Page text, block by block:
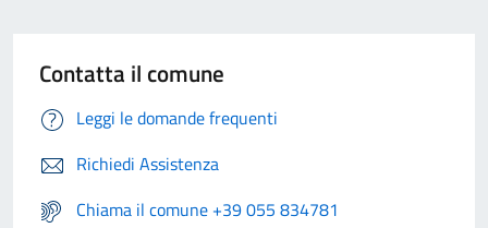
Contatta il comune
Leggi le domande frequenti
Richiedi Assistenza
Chiama il comune +39 055 834781